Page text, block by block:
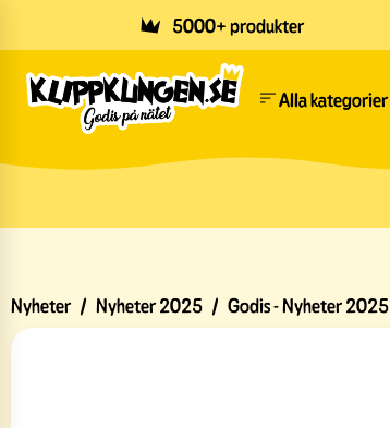
5000+ produkter
Alla kategorier
Nyheter / Nyheter 2025 / Godis - Nyheter 2025